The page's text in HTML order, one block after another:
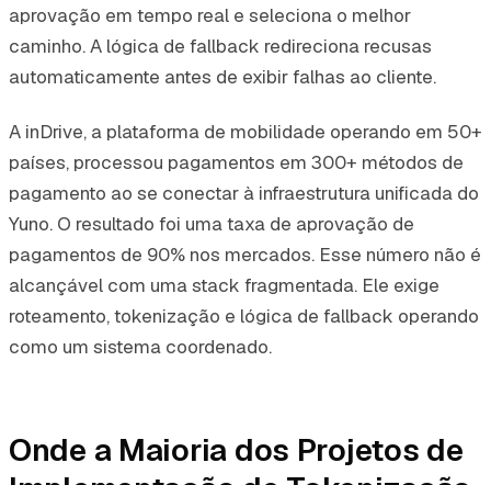
aprovação em tempo real e seleciona o melhor
caminho. A lógica de fallback redireciona recusas
automaticamente antes de exibir falhas ao cliente.
A inDrive, a plataforma de mobilidade operando em 50+
países, processou pagamentos em 300+ métodos de
pagamento ao se conectar à infraestrutura unificada do
Yuno. O resultado foi uma taxa de aprovação de
pagamentos de 90% nos mercados. Esse número não é
alcançável com uma stack fragmentada. Ele exige
roteamento, tokenização e lógica de fallback operando
como um sistema coordenado.
Onde a Maioria dos Projetos de